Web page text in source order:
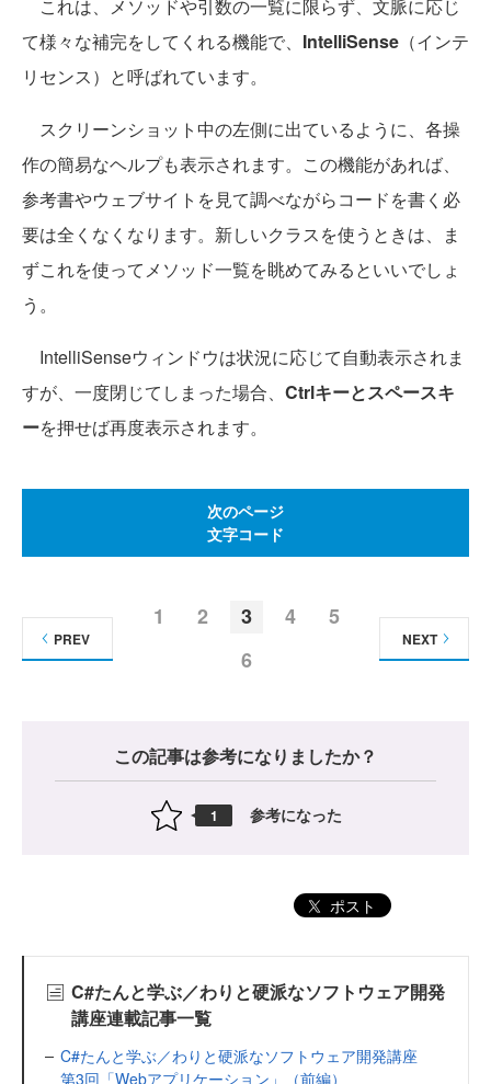
これは、メソッドや引数の一覧に限らず、文脈に応じ
て様々な補完をしてくれる機能で、 IntelliSense （インテ
リセンス）と呼ばれています。
スクリーンショット中の左側に出ているように、各操
作の簡易なヘルプも表示されます。この機能があれば、
参考書やウェブサイトを見て調べながらコードを書く必
要は全くなくなります。新しいクラスを使うときは、ま
ずこれを使ってメソッド一覧を眺めてみるといいでしょ
う。
IntelliSenseウィンドウは状況に応じて自動表示されま
すが、一度閉じてしまった場合、 Ctrlキーとスペースキ
ーを押せば再度表示されます。
次のページ
文字コード
1 2 3 4
5
6
PREV NEXT
この記事は参考になりましたか？
1 参考になった
ポスト
C#たんと学ぶ／わりと硬派なソフトウェア開発
講座連載記事一覧
C#たんと学ぶ／わりと硬派なソフトウェア開発講座
第3回「Webアプリケーション」（前編）